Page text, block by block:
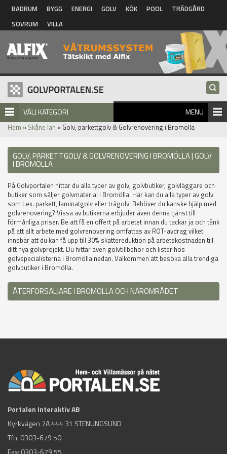
Hoppa till huvudinnehåll
BADRUM BYGG ENERGI GOLV KÖK POOL
TRÄDGÅRD
SOVRUM
VILLA
VÄLJ KATEGORI MENU
Hem » Skåne län » Golv, parkettgolv & Golvrenovering i Bromölla
GOLV, PARKETTGOLV & GOLVRENOVERING I BROMÖLLA | GOLV
I BROMÖLLA
På Golvportalen hittar du alla typer av golv, golvbutiker, golvläggare och
butiker som säljer golvmaterial i Bromölla. Här kan du alla typer av golv
som t.ex. parkett, laminatgolv eller trägolv. Behöver du kanske hjälp med
golvrenovering? Vissa av butikerna erbjuder även denna tjänst till
förmånliga priser. Be att få en offert på arbetet innan du tackar ja och tänk
på att allt arbete med golvrenovering omfattas av ROT-avdrag vilket
innebär att du kan få upp till 30% skattereduktion på arbetskostnaden till
ditt nya golvprojekt. Du hittar även golvtillbehör och lister hos
golvspecialisterna i Bromölla nedan. Välkommen att besöka alla trendiga
golvbutiker i Bromölla.
ÅTERFÖRSÄLJARE I BROMÖLLA OCH NÄROMRÅDET
Portalen Interaktiv AB
Kyrkvägen 7A 444 31 STENUNGSUND
Tfn: 0303-679 50
Fax: 0303-679 55